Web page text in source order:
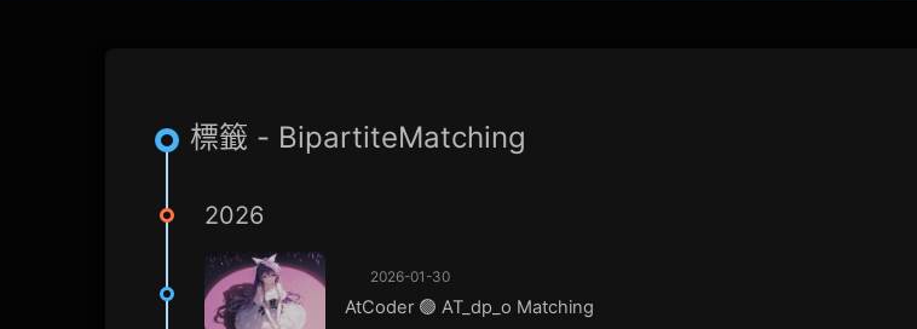
標籤 - BipartiteMatching
2026
2026-01-30
AtCoder 🟢 AT_dp_o Matching